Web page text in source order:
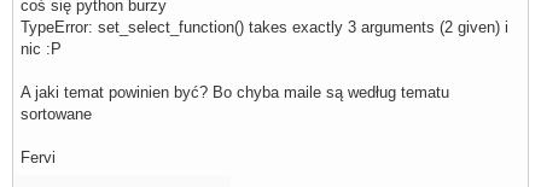
coś się python burzy
TypeError: set_select_function() takes exactly 3 arguments (2 given) i
nic :P
A jaki temat powinien być? Bo chyba maile są według tematu
sortowane
Fervi